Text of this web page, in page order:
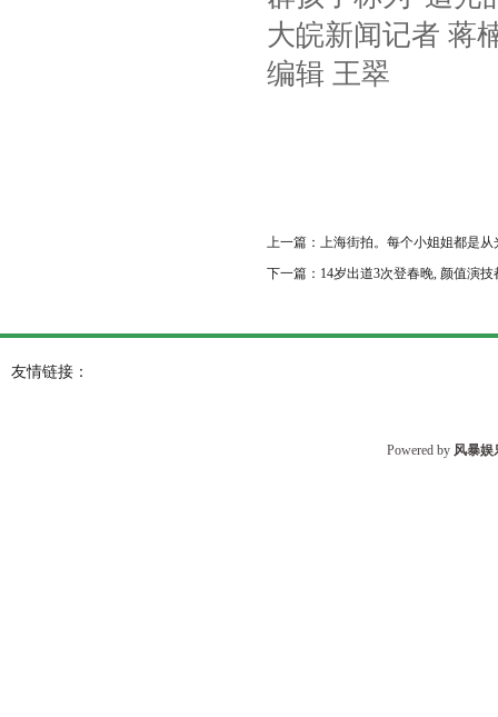
大皖新闻记者 蒋
编辑 王翠
上一篇： 上海街拍。每个小姐姐都是
下一篇： 14岁出道3次登春晚, 颜值演
友情链接：
Powered by 风暴娱